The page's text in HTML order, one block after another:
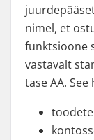
nimel, et
funktsioone
vastavalt
tase AA.